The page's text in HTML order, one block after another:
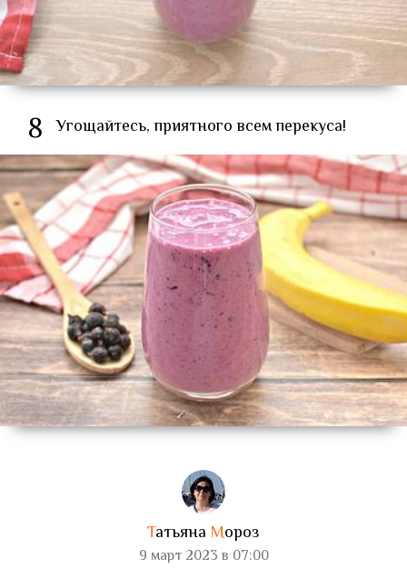
8 Угощайтесь, приятного всем перекуса!
Татьяна Мороз
9 март 2023 в 07:00